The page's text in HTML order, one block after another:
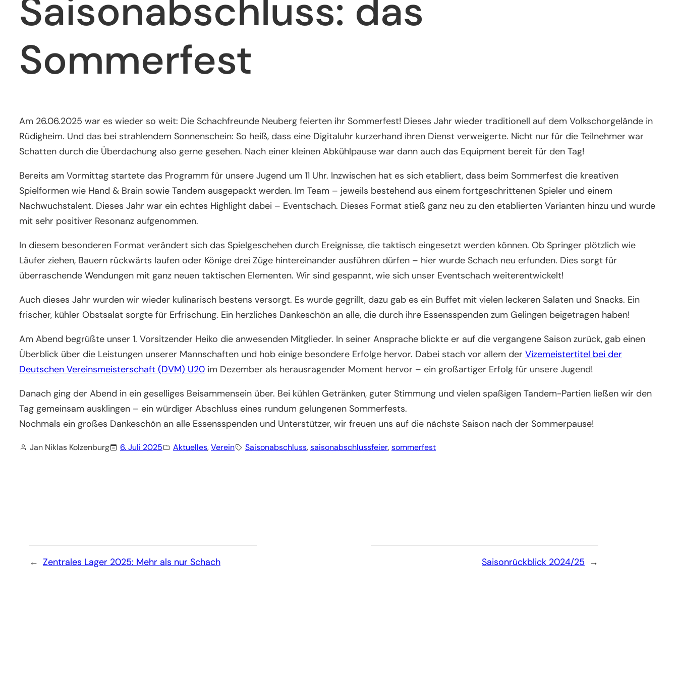
Saisonabschluss: das
Sommerfest
Am 26.06.2025 war es wieder so weit: Die Schachfreunde Neuberg feierten ihr Sommerfest! Dieses Jahr wieder traditionell auf dem Volkschorgelände in
Rüdigheim. Und das bei strahlendem Sonnenschein: So heiß, dass eine Digitaluhr kurzerhand ihren Dienst verweigerte. Nicht nur für die Teilnehmer war
Schatten durch die Überdachung also gerne gesehen. Nach einer kleinen Abkühlpause war dann auch das Equipment bereit für den Tag!
Bereits am Vormittag startete das Programm für unsere Jugend um 11 Uhr. Inzwischen hat es sich etabliert, dass beim Sommerfest die kreativen
Spielformen wie Hand & Brain sowie Tandem ausgepackt werden. Im Team – jeweils bestehend aus einem fortgeschrittenen Spieler und einem
Nachwuchstalent. Dieses Jahr war ein echtes Highlight dabei – Eventschach. Dieses Format stieß ganz neu zu den etablierten Varianten hinzu und wurde
mit sehr positiver Resonanz aufgenommen.
In diesem besonderen Format verändert sich das Spielgeschehen durch Ereignisse, die taktisch eingesetzt werden können. Ob Springer plötzlich wie
Läufer ziehen, Bauern rückwärts laufen oder Könige drei Züge hintereinander ausführen dürfen – hier wurde Schach neu erfunden. Dies sorgt für
überraschende Wendungen mit ganz neuen taktischen Elementen. Wir sind gespannt, wie sich unser Eventschach weiterentwickelt!
Auch dieses Jahr wurden wir wieder kulinarisch bestens versorgt. Es wurde gegrillt, dazu gab es ein Buffet mit vielen leckeren Salaten und Snacks. Ein
frischer, kühler Obstsalat sorgte für Erfrischung. Ein herzliches Dankeschön an alle, die durch ihre Essensspenden zum Gelingen beigetragen haben!
Am Abend begrüßte unser 1. Vorsitzender Heiko die anwesenden Mitglieder. In seiner Ansprache blickte er auf die vergangene Saison zurück, gab einen
Überblick über die Leistungen unserer Mannschaften und hob einige besondere Erfolge hervor. Dabei stach vor allem der Vizemeistertitel bei der
Deutschen Vereinsmeisterschaft (DVM) U20 im Dezember als herausragender Moment hervor – ein großartiger Erfolg für unsere Jugend!
Danach ging der Abend in ein geselliges Beisammensein über. Bei kühlen Getränken, guter Stimmung und vielen spaßigen Tandem-Partien ließen wir den
Tag gemeinsam ausklingen – ein würdiger Abschluss eines rundum gelungenen Sommerfests.
Nochmals ein großes Dankeschön an alle Essensspenden und Unterstützer, wir freuen uns auf die nächste Saison nach der Sommerpause!
Jan Niklas Kolzenburg 6. Juli 2025 Aktuelles, Verein Saisonabschluss, saisonabschlussfeier, sommerfest
← Zentrales Lager 2025: Mehr als nur Schach →
Saisonrückblick 2024/25